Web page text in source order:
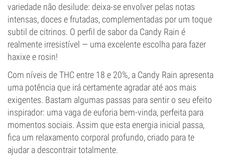
variedade não desilude: deixa-se envolver pelas notas
intensas, doces e frutadas, complementadas por um toque
subtil de citrinos. O perfil de sabor da Candy Rain é
realmente irresistível — uma excelente escolha para fazer
haxixe e rosin!
Com níveis de THC entre 18 e 20%, a Candy Rain apresenta
uma potência que irá certamente agradar até aos mais
exigentes. Bastam algumas passas para sentir o seu efeito
inspirador: uma vaga de euforia bem-vinda, perfeita para
momentos sociais. Assim que esta energia inicial passa,
fica um relaxamento corporal profundo, criado para te
ajudar a descontrair totalmente.